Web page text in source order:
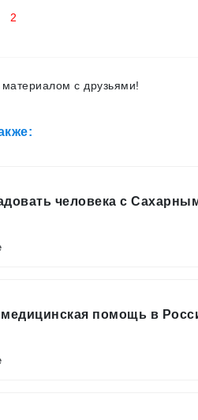
2
с друзьями!
человека с
медицинская помощь в